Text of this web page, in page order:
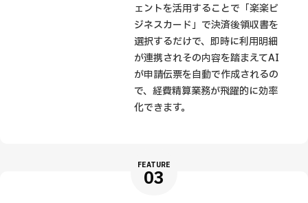
ェントを活用することで「楽楽ビ
ジネスカード」で決済後領収書を
選択するだけで、即時に利用明細
が連携されその内容を踏まえてAI
が申請伝票を自動で作成されるの
で、経費精算業務が飛躍的に効率
化できます。
FEATURE
03